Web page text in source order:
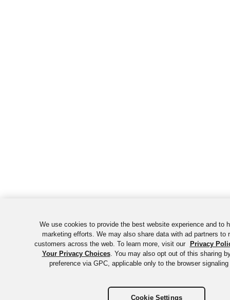
We use cookies to provide the best website experience and to
marketing efforts. We may also share data with ad partners to
customers across the web. To learn more, visit our
Privacy
Your Privacy Choices. You may also opt out of this sharing
preference via GPC, applicable only to the browser
Cookie Settings